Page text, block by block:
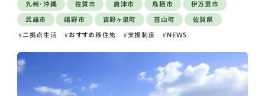
九州・沖縄 佐賀市 唐津市 鳥栖市 伊万里市
武雄市 嬉野市 吉野ヶ里町 基山町 佐賀県
二拠点生活 おすすめ移住先 支援制度 NEWS